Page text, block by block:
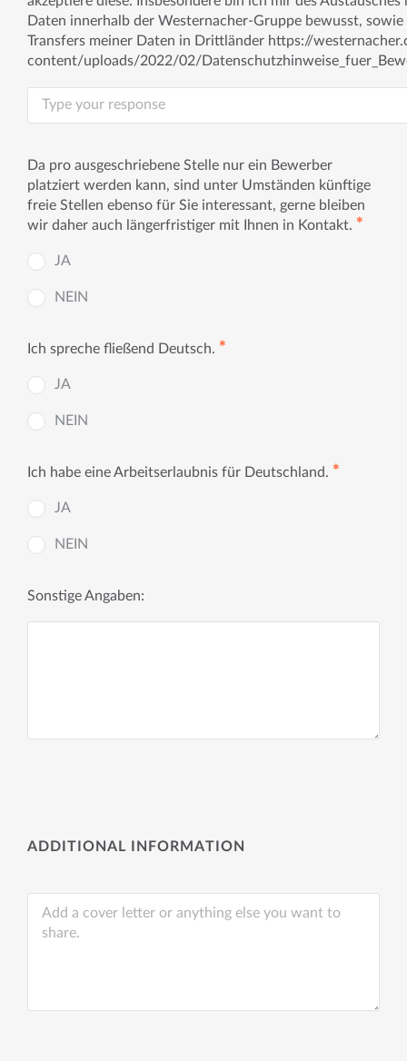
Daten innerhalb der Westernacher-Gruppe bewusst, sowie
Transfers meiner Daten in Drittländer https://
content/uploads/2022/02/
Da pro ausgeschriebene Stelle nur ein Bewerber
platziert werden kann, sind unter Umständen künftige
freie Stellen ebenso für Sie interessant, gerne bleiben
wir daher auch längerfristiger mit Ihnen in Kontakt. ✱
JA
NEIN
Ich spreche fließend Deutsch. ✱
JA
NEIN
Ich habe eine Arbeitserlaubnis für Deutschland. ✱
JA
NEIN
Sonstige Angaben:
ADDITIONAL INFORMATION